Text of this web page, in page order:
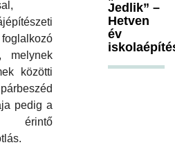
melynek
közötti
pedig a
érintő
Jedlik” –
Hetven
év